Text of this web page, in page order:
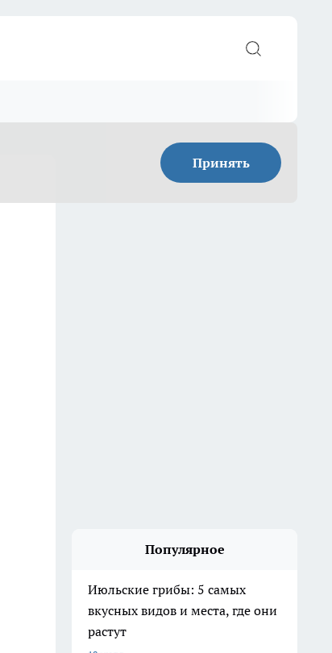
Принять
Популярное
Июльские грибы: 5 самых
вкусных видов и места, где они
растут